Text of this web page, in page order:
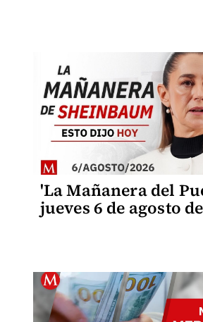
'La Mañanera del
jueves 6 de agosto